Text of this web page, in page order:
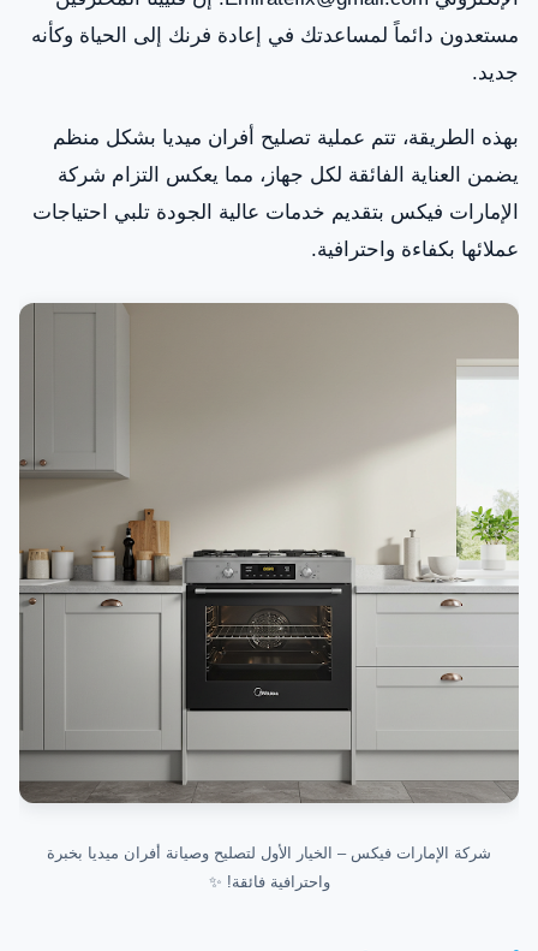
مستعدون دائماً لمساعدتك في إعادة فرنك إلى الحياة وكأنه
جديد.
بهذه الطريقة، تتم عملية تصليح أفران ميديا بشكل منظم
يضمن العناية الفائقة لكل جهاز، مما يعكس التزام شركة
الإمارات فيكس بتقديم خدمات عالية الجودة تلبي احتياجات
عملائها بكفاءة واحترافية.
شركة الإمارات فيكس – الخيار الأول لتصليح وصيانة أفران ميديا بخبرة
واحترافية فائقة! ✨